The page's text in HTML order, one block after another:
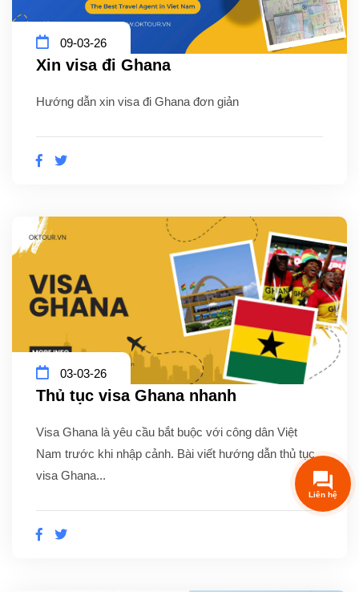
09-03-26
Xin visa đi Ghana
Hướng dẫn xin visa đi Ghana đơn giản
03-03-26
Thủ tục visa Ghana nhanh
Visa Ghana là yêu cầu bắt buộc với công dân Việt
Nam trước khi nhập cảnh. Bài viết hướng dẫn thủ tục
visa Ghana...